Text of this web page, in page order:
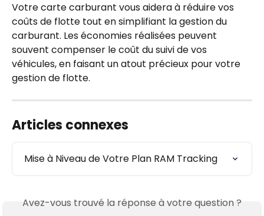
Votre carte carburant vous aidera à réduire vos
coûts de flotte tout en simplifiant la gestion du
carburant. Les économies réalisées peuvent
souvent compenser le coût du suivi de vos
véhicules, en faisant un atout précieux pour votre
gestion de flotte.
Articles connexes
Mise à Niveau de Votre Plan RAM Tracking
Avez-vous trouvé la réponse à votre question ?